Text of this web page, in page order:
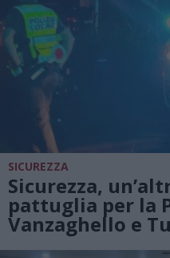
SICUREZZA
Sicurezza,
pattuglia per la
Vanzaghello e